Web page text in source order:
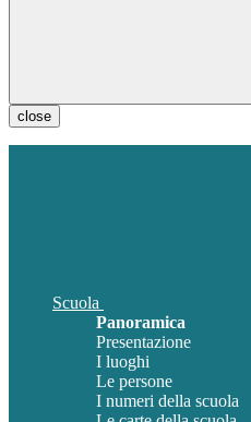
close
Scuola
Panoramica
Presentazione
I luoghi
Le persone
I numeri della scuola